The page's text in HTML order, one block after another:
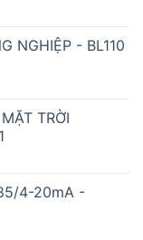
NGHIỆP - BL110
TRỜI
4-20mA -